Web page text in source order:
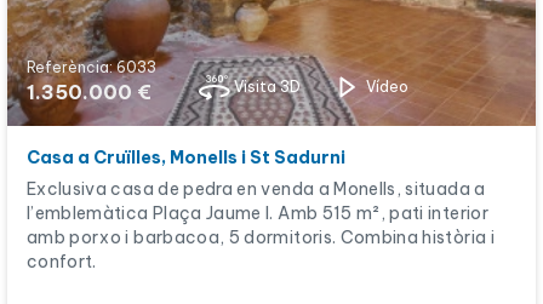
Referència: 6033
1.350.000 € Visita 3D Vídeo
Casa a Cruïlles, Monells i St Sadurni
Exclusiva casa de pedra en venda a Monells, situada a
l’emblemàtica Plaça Jaume I. Amb 515 m², pati interior
amb porxo i barbacoa, 5 dormitoris. Combina història i
confort.